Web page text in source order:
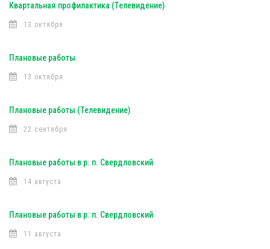
Квартальная профилактика (Телевидение)
13 октября
Плановые работы
13 октября
Плановые работы (Телевидение)
22 сентября
Плановые работы в р. п. Свердловский
14 августа
Плановые работы в р. п. Свердловский
11 августа